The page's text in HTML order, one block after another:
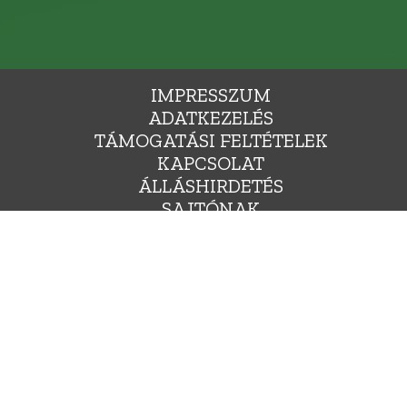
IMPRESSZUM
ADATKEZELÉS
TÁMOGATÁSI FELTÉTELEK
KAPCSOLAT
ÁLLÁSHIRDETÉS
SAJTÓNAK